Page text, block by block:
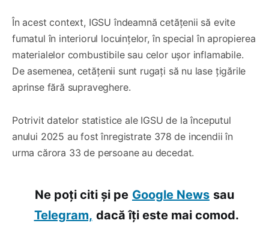
În acest context, IGSU îndeamnă cetățenii să evite
fumatul în interiorul locuințelor, în special în apropierea
materialelor combustibile sau celor ușor inflamabile.
De asemenea, cetățenii sunt rugați să nu lase țigările
aprinse fără supraveghere.
Potrivit datelor statistice ale IGSU de la începutul
anului 2025 au fost înregistrate 378 de incendii în
urma cărora 33 de persoane au decedat.
Ne poți citi și pe Google News sau
Telegram, dacă îți este mai comod.